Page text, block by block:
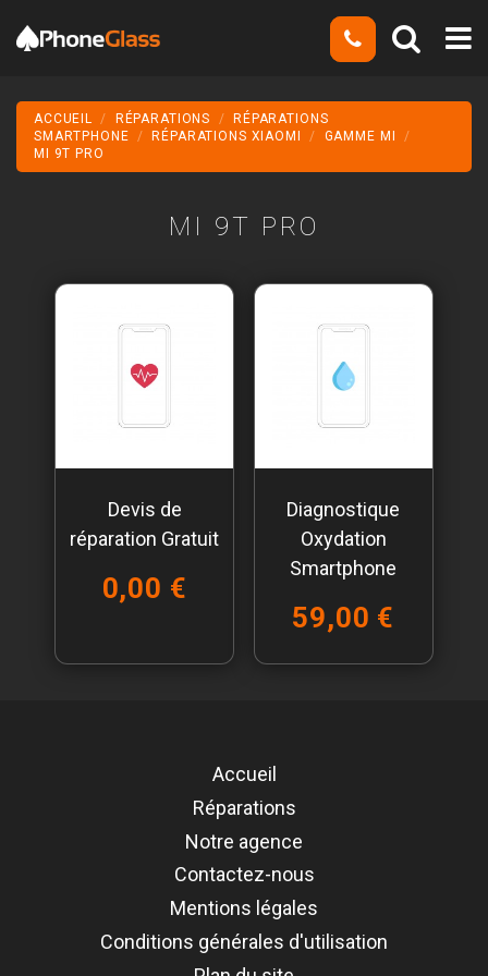
ACCUEIL RÉPARATIONS
RÉPARATIONS
SMARTPHONE
RÉPARATIONS XIAOMI
GAMME MI
MI 9T PRO
MI 9T PRO
Devis de
réparation Gratuit
0,00 €
Diagnostique
Oxydation
Smartphone
59,00 €
Accueil
Réparations
Notre agence
Contactez-nous
Mentions légales
Conditions générales d'utilisation